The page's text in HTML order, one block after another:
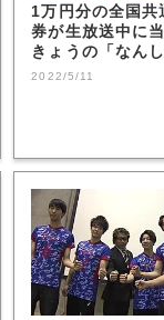
1万円分の全国共
券が生放送中に
きょうの「なん
生電話クイズ」...
2022/5/11